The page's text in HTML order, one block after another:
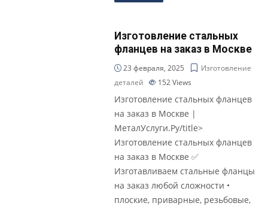
Изготовление стальных
фланцев на заказ в Москве
23 февраля, 2025
Изготовление
деталей
152Views
Изготовление стальных фланцев
на заказ в Москве |
МеталУслуги.Ру/title>
Изготовление стальных фланцев
на заказ в Москве ✅
Изготавливаем стальные фланцы
на заказ любой сложности •
плоские, приварные, резьбовые,